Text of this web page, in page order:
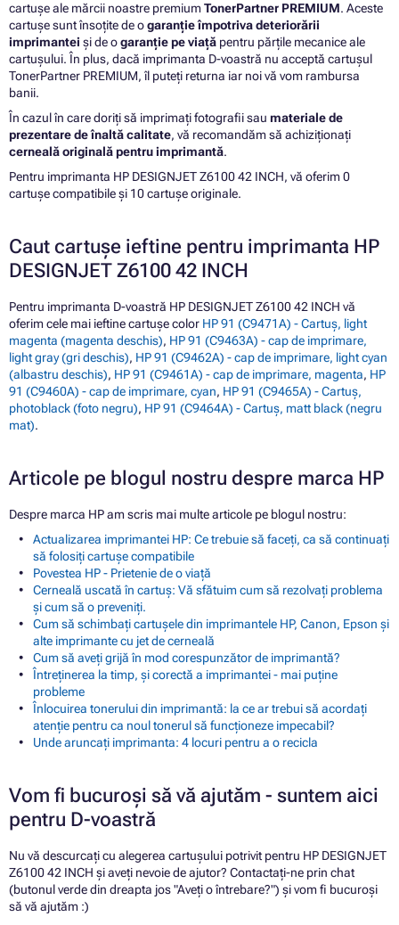
cartușe ale mărcii noastre premiumTonerPartner PREMIUM. Aceste
cartușe sunt însoțite de ogaranție împotriva deteriorării
imprimantei și de ogaranție pe viață pentru părțile mecanice ale
cartușului. În plus, dacă imprimanta D-voastră nu acceptă cartușul
TonerPartner PREMIUM, îl puteți returna iar noi vă vom rambursa
banii.
În cazul în care doriți să imprimați fotografii sau materiale de
prezentare de înaltă calitate, vă recomandăm să achiziționați
cerneală originală pentru imprimantă.
Pentru imprimanta HP DESIGNJET Z6100 42 INCH, vă oferim 0
cartușe compatibile și 10 cartușe originale.
Caut cartușe ieftine pentru imprimanta HP
DESIGNJET Z6100 42 INCH
Pentru imprimanta D-voastră HP DESIGNJET Z6100 42 INCH vă
oferim cele mai ieftine cartușe color HP 91 (C9471A) - Cartuș, light
magenta (magenta deschis), HP 91 (C9463A) - cap de imprimare,
light gray (gri deschis), HP 91 (C9462A) - cap de imprimare, light cyan
(albastru deschis), HP 91 (C9461A) - cap de imprimare, magenta, HP
91 (C9460A) - cap de imprimare, cyan, HP 91 (C9465A) - Cartuș,
photoblack (foto negru), HP 91 (C9464A) - Cartuș, matt black (negru
mat).
Articole pe blogul nostru despre marca HP
Despre marca HP am scris mai multe articole pe blogul nostru:
Actualizarea imprimantei HP: Ce trebuie să faceți, ca să continuați
să folosiți cartușe compatibile
Povestea HP - Prietenie de o viață
Cerneală uscată în cartuș: Vă sfătuim cum să rezolvați problema
și cum să o preveniți.
Cum să schimbați cartușele din imprimantele HP, Canon, Epson și
alte imprimante cu jet de cerneală
Cum să aveți grijă în mod corespunzător de imprimantă?
Întreținerea la timp, și corectă a imprimantei - mai puține
probleme
Înlocuirea tonerului din imprimantă: la ce ar trebui să acordați
atenție pentru ca noul tonerul să funcționeze impecabil?
Unde aruncați imprimanta: 4 locuri pentru a o recicla
Vom fi bucuroși să vă ajutăm - suntem aici
pentru D-voastră
Nu vă descurcați cu alegerea cartușului potrivit pentru HP DESIGNJET
Z6100 42 INCH și aveți nevoie de ajutor? Contactați-ne prin chat
(butonul verde din dreapta jos "Aveți o întrebare?") și vom fi bucuroși
să vă ajutăm :)